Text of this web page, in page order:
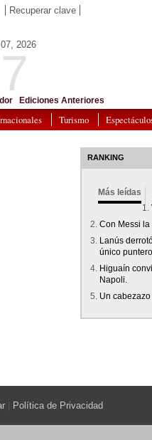
Recuperar clave
2026
Ediciones Anteriores
Turismo
RANKING
Más leídas
Con Messi
Lanús
único puntero
Higuaín
Napoli.
Un
Política de Privacidad